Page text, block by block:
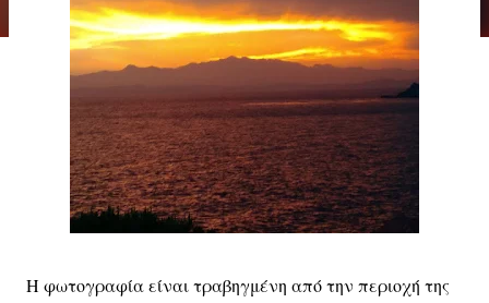
Η φωτογραφία είναι τραβηγμένη από την περιοχή της